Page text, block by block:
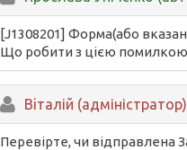
[J1308201] Форма(або
Що робити з цією помилкою,
Вiталій (адміністратор)
Перевірте, чи відправлена